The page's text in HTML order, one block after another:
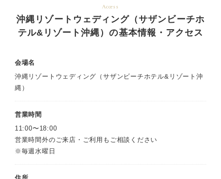
Access
沖縄リゾートウェディング（サザンビーチホ
テル&リゾート沖縄）の基本情報・アクセス
会場名
沖縄リゾートウェディング（サザンビーチホテル&リゾート沖
縄）
営業時間
11:00〜18:00
営業時間外のご来店・ご利用もご相談ください
※毎週水曜日